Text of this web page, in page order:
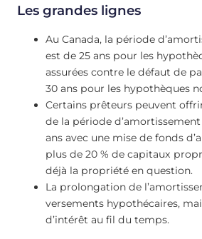
Les grandes lignes
Au Canada, la période
est de 25 ans pour les
assurées contre le défaut de
30 ans pour les hypothèques
Certains prêteurs peuvent
de la période d’amortissement
ans avec une mise de fonds
plus de 20 % de capitaux
déjà la propriété en question.
La prolongation de
versements hypothécaires,
d’intérêt au fil du temps.